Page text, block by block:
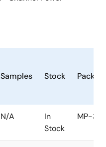
Samples Stock
N/A
In
Stock
MP-3Z